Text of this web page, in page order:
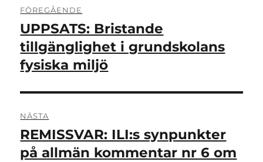
FÖREGÅENDE
Föregående
inlägg:
UPPSATS: Bristande
tillgänglighet i grundskolans
fysiska miljö
NÄSTA
Nästa
inlägg:
REMISSVAR: ILI:s synpunkter
på allmän kommentar nr 6 om